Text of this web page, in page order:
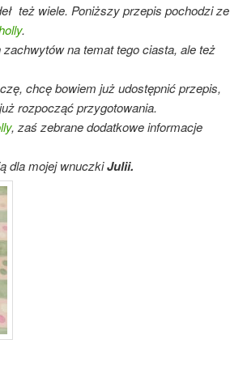
też wiele. Poniższy przepis pochodzi ze
.
na temat tego ciasta, ale też
chcę bowiem już udostępnić przepis,
rozpocząć przygotowania.
, zaś zebrane dodatkowe informacje
dla mojej wnuczkiJulii.